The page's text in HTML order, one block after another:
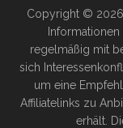
Copyright © 2026
regelmäßig mit
sich
um eine
Affiliatelinks zu
erhält.